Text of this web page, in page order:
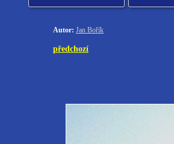
Autor: Jan Bořík
předchozí